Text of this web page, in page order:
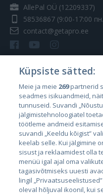
AllePal OÜ (12209337)
58536867 (9:00-17:00
contact@getapro.ee
Страны
Эстония
Латвия
Литва
Küpsiste sätted:
Meie ja meie 269partnerid
seadmes isikuandmeid,
tunnuseid. Suvandi
jälgimistehnoloogiatel
töötleme andmeid
suvandi „Keeldu kõigist”
keelab selle. Kui jälgimine
sisust ja reklaamidest olla
menüü igal ajal oma
tagasivõtmiseks uuesti
lingil
oleval hõljuval ikoonil, kui